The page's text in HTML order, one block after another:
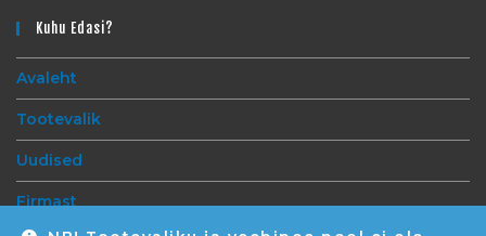
Kuhu Edasi?
Avaleht
Tootevalik
Uudised
Firmast